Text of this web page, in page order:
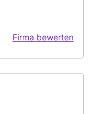
Firma bewerten